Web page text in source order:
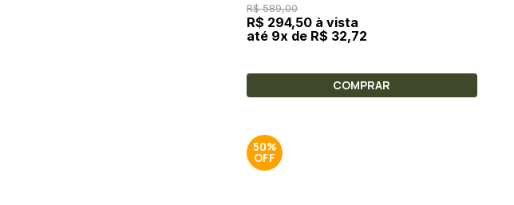
R$ 589,00
R$ 294,50 à vista
até 9x de R$ 32,72
COMPRAR
50%